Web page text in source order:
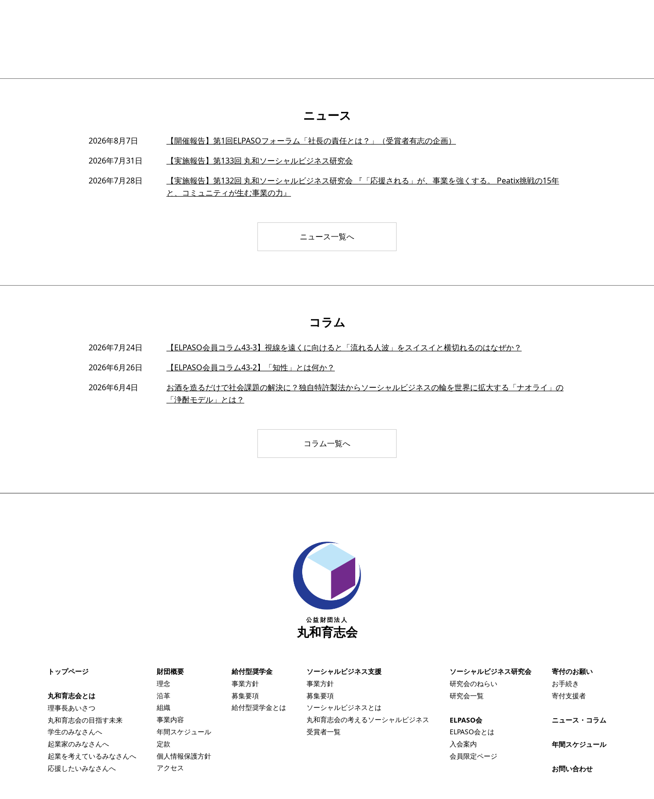
ニュース
2026年8月7日
【開催報告】第1回ELPASOフォーラム「社長の責任とは？」（受賞者有志の企画）
2026年7月31日
【実施報告】第133回 丸和ソーシャルビジネス研究会
2026年7月28日
【実施報告】第132回 丸和ソーシャルビジネス研究会 『「応援される」が、事業を強くする。 Peatix挑戦の15年
と、コミュニティが生む事業の力』
ニュース一覧へ
コラム
2026年7月24日
【ELPASO会員コラム43-3】視線を遠くに向けると「流れる人波」をスイスイと横切れるのはなぜか？
2026年6月26日
【ELPASO会員コラム43-2】「知性」とは何か？
2026年6月4日
お酒を造るだけで社会課題の解決に？独自特許製法からソーシャルビジネスの輪を世界に拡大する「ナオライ」の
「浄酎モデル」とは？
コラム一覧へ
公益財団法人
丸和育志会
トップページ
丸和育志会とは
理事長あいさつ
丸和育志会の目指す未来
学生のみなさんへ
起業家のみなさんへ
起業を考えているみなさんへ
応援したいみなさんへ
財団概要
理念
沿革
組織
事業内容
年間スケジュール
定款
個人情報保護方針
アクセス
給付型奨学金
事業方針
募集要項
給付型奨学金とは
ソーシャルビジネス支援
事業方針
募集要項
ソーシャルビジネスとは
丸和育志会の考えるソーシャルビジネス
受賞者一覧
ソーシャルビジネス研究会
研究会のねらい
研究会一覧
ELPASO会
ELPASO会とは
入会案内
会員限定ページ
寄付のお願い
お手続き
寄付支援者
ニュース・コラム
年間スケジュール
お問い合わせ